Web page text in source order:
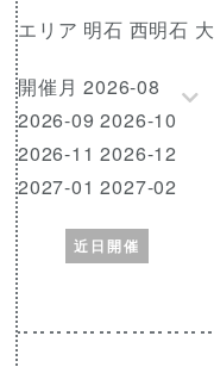
ン
ト
名
や
興
味
の
あ
る
ワ
ー
エ
リ
ア
エリア 明石 西明石
開
催
月
開催月 2026-08
2026-09 2026-10
2026-11 2026-12
2027-01 2027-02
近日開催